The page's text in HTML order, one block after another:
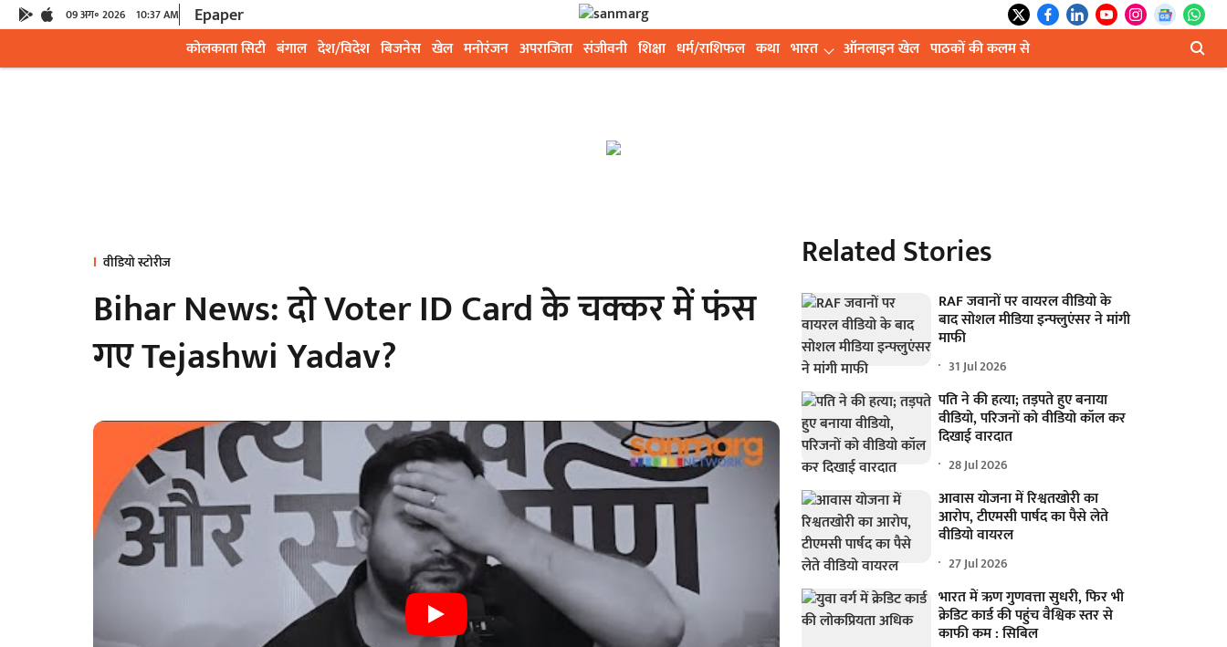
09 अग॰ 2026 10:37 AM Epaper
कोलकाता सिटी बंगाल देश/विदेश बिजनेस खेल मनोरंजन अपराजिता संजीवनी शिक्षा धर्म/राशिफल कथा भारत ऑनलाइन खेल पाठकों की कलम से
वीडियो स्टोरीज
Bihar News: दो Voter ID Card के चक्कर में फंस
गए Tejashwi Yadav?
Related Stories
RAF जवानों पर वायरल वीडियो के
बाद सोशल मीडिया इन्फ्लुएंसर ने मांगी
माफी
31 Jul 2026
पति ने की हत्या; तड़पते हुए बनाया
वीडियो, परिजनों को वीडियो कॉल कर
दिखाई वारदात
28 Jul 2026
आवास योजना में रिश्वतखोरी का
आरोप, टीएमसी पार्षद का पैसे लेते
वीडियो वायरल
27 Jul 2026
भारत में ऋण गुणवत्ता सुधरी, फिर भी
क्रेडिट कार्ड की पहुंच वैश्विक स्तर से
काफी कम : सिबिल